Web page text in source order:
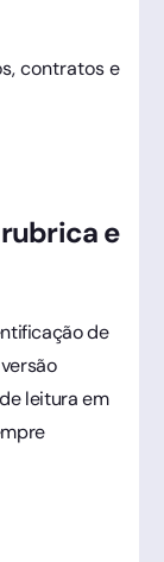
contratos e
e
de
leitura em